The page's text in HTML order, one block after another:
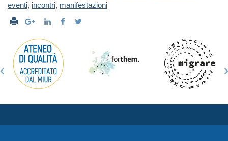
eventi, incontri, manifestazioni